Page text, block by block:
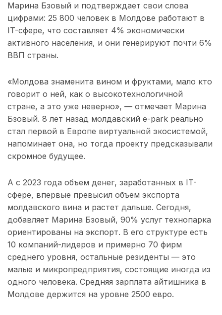
Марина Бзовый и подтверждает свои слова
цифрами: 25 800 человек в Молдове работают в
IT-сфере, что составляет 4% экономически
активного населения, и они генерируют почти 6%
ВВП страны.
«Молдова знаменита вином и фруктами, мало кто
говорит о ней, как о высокотехнологичной
стране, а это уже неверно», — отмечает Марина
Бзовый. 8 лет назад молдавский e-park реально
стал первой в Европе виртуальной экосистемой,
напоминает она, но тогда проекту предсказывали
скромное будущее.
А с 2023 года объем денег, заработанных в IT-
сфере, впервые превысил объем экспорта
молдавского вина и растет дальше. Сегодня,
добавляет Марина Бзовый, 90% услуг технопарка
ориентированы на экспорт. В его структуре есть
10 компаний-лидеров и примерно 70 фирм
среднего уровня, остальные резиденты — это
малые и микропредприятия, состоящие иногда из
одного человека. Средняя зарплата айтишника в
Молдове держится на уровне 2500 евро.